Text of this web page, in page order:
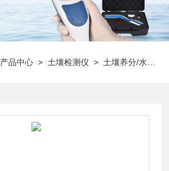
产品中心 >土壤检测仪 >土壤养分/水分检测仪